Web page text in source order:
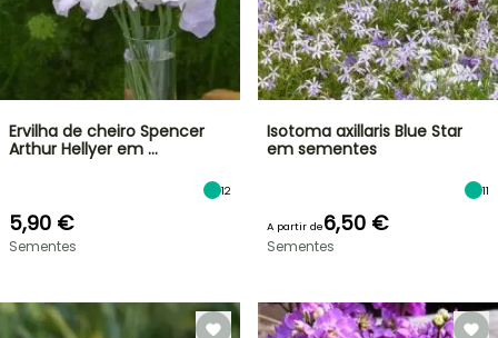
Ervilha de cheiro Spencer
Arthur Hellyer em …
12
5,90 €
Sementes
Isotoma axillaris Blue Star
em sementes
11
A partir de6,50 €
Sementes